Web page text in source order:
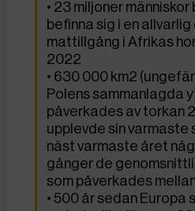
• 23 miljoner
befinna sig i en
mattillgång i Afrikas
2022
• 630 000 km2
Polens sammanlagda
påverkades av torkan
upplevde sin varmaste
näst varmaste året
gånger de
som påverkades
• 500 år sedan Europa